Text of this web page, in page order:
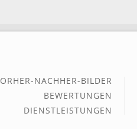
NACHHER-BILDER
BEWERTUNGEN
DIENSTLEISTUNGEN